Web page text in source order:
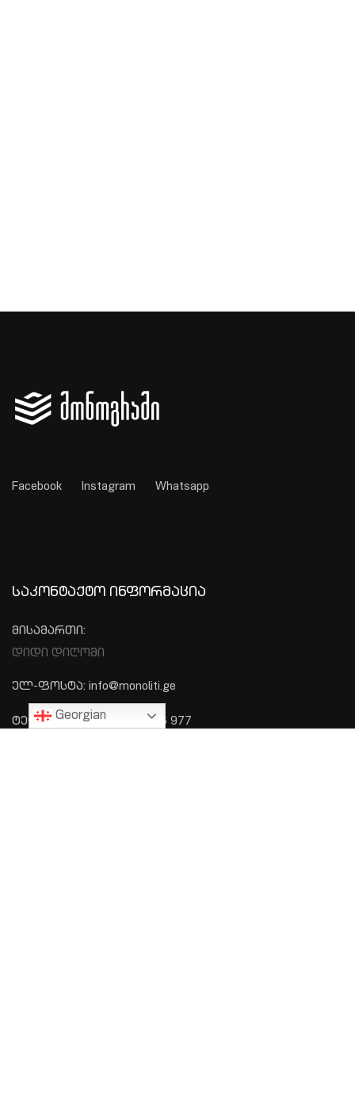
Facebook Instagram Whatsapp
ᲡᲐᲙᲝᲜᲢᲐᲥᲢᲝ ᲘᲜᲤᲝᲠᲛᲐᲪᲘᲐ
მისამართი:
დიდი დიღომი
ელ-ფოსტა: info@monoliti.ge
ტელეფონი: +995 577 576 977
Georgian